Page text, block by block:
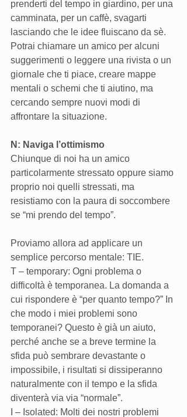
prenderti del tempo in giardino, per una
camminata, per un caffè, svagarti
lasciando che le idee fluiscano da sè.
Potrai chiamare un amico per alcuni
suggerimenti o leggere una rivista o un
giornale che ti piace, creare mappe
mentali o schemi che ti aiutino, ma
cercando sempre nuovi modi di
affrontare la situazione.
N: Naviga l’ottimismo
Chiunque di noi ha un amico
particolarmente stressato oppure siamo
proprio noi quelli stressati, ma
resistiamo con la paura di soccombere
se “mi prendo del tempo”.
Proviamo allora ad applicare un
semplice percorso mentale: TIE.
T – temporary: Ogni problema o
difficoltà è temporanea. La domanda a
cui rispondere è “per quanto tempo?” In
che modo i miei problemi sono
temporanei? Questo è già un aiuto,
perché anche se a breve termine la
sfida può sembrare devastante o
impossibile, i risultati si dissiperanno
naturalmente con il tempo e la sfida
diventerà via via “normale”.
I – Isolated: Molti dei nostri problemi